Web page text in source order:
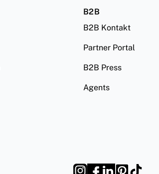
B2B
B2B Kontakt
Partner Portal
B2B Press
Agents